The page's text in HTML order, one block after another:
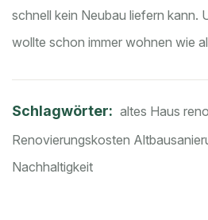
schnell kein Neubau liefern kann.
wollte schon immer wohnen wie
Schlagwörter: altes Haus
Renovierungskosten
Nachhaltigkeit